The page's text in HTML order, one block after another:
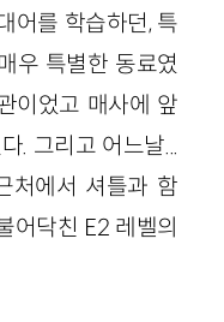
어를 학습하던, 특
우 특별한 동료였
이었고 매사에 앞
. 그리고 어느날...
처에서 셔틀과 함
어닥친 E2 레벨의